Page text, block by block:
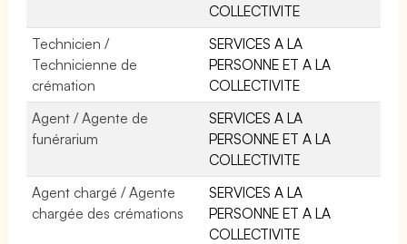
COLLECTIVITE
Technicien /
Technicienne de
crémation
SERVICES A LA
PERSONNE ET A LA
COLLECTIVITE
Agent / Agente de
funérarium
SERVICES A LA
PERSONNE ET A LA
COLLECTIVITE
Agent chargé / Agente
chargée des crémations
SERVICES A LA
PERSONNE ET A LA
COLLECTIVITE